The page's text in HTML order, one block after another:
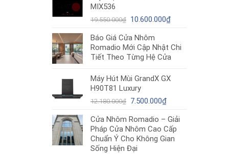
5.200.000₫.
MIX536
19.550.000₫ Giá
là:
19.550.000₫.
10.600.000₫Giá
là:
10.600.000₫.
Báo Giá Cửa Nhôm
Romadio Mới Cập Nhật Chi
Tiết Theo Từng Hệ Cửa
Máy Hút Mùi GrandX GX
H90T81 Luxury
12.180.000₫ Giá
là:
12.180.000₫.
7.500.000₫Giá
tại
là:
7.500.000₫.
Cửa Nhôm Romadio – Giải
Pháp Cửa Nhôm Cao Cấp
Chuẩn Ý Cho Không Gian
Sống Hiện Đại